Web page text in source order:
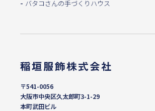
〒541-0056
大阪市中央区久太郎町3-1-29
本町武田ビル
バタコさんの手づくりハウス